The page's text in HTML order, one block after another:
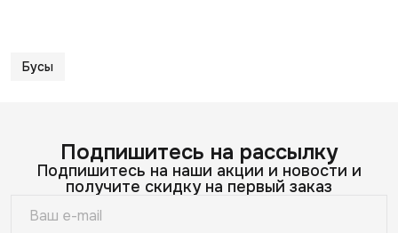
Бусы
Подпишитесь на рассылку
Подпишитесь на наши акции и новости и
получите скидку на первый заказ